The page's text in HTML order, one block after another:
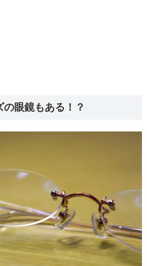
眼鏡もある！？